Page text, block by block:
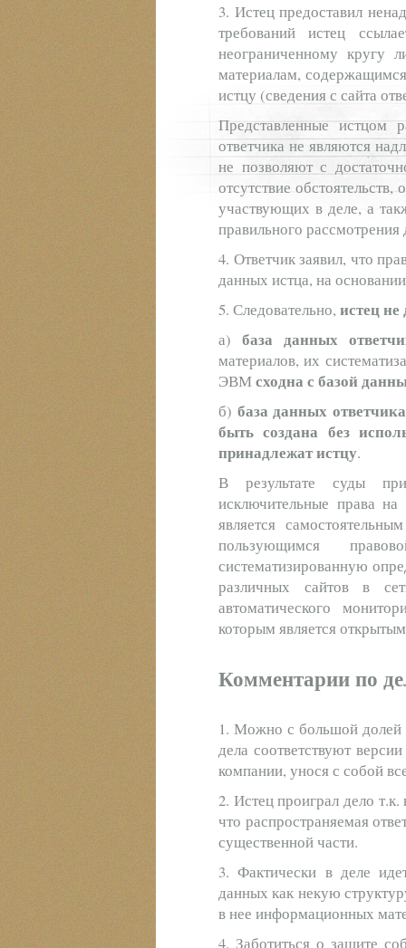
3. Истец предоставил
требований истец
неограниченному кругу
материалам,
истцу (сведения с сайта
Представленные истцом
ответчика не являются
не позволяют с
отсутствие
участвующих в деле, а
правильного рассмотрения
4. Ответчик заявил, что
данных истца, на
5. Следовательно, истец не
а) база данных
материалов, их
ЭВМсходна с базой
б) база данных ответчика
быть создана без
принадлежат истцу.
В результате суды
исключительные права
является
пользующимся
систематизированную
различных сайтов в
автоматического
которым является
Комментарии по
1. Можно с большой долей
дела соответствуют
компании, унося с собой
2. Истец проиграл дело т.к.
что распространяемая
существенной части.
3. Фактически в деле
данных как некую
в нее информационных
4. Заботиться о защите